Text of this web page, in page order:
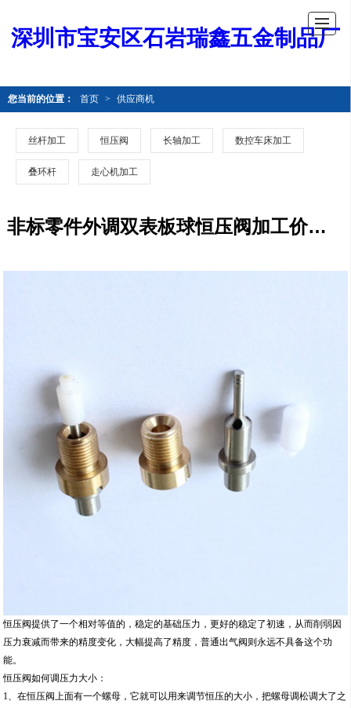
深圳市宝安区石岩瑞鑫五金制品厂
您当前的位置： 首页 > 供应商机
丝杆加工 恒压阀 长轴加工 数控车床加工
叠环杆 走心机加工
非标零件外调双表板球恒压阀加工价格 精密加工
恒压阀提供了一个相对等值的，稳定的基础压力，更好的稳定了初速，从而削弱因
压力衰减而带来的精度变化，大幅提高了精度，普通出气阀则永远不具备这个功
能。
恒压阀如何调压力大小：
1、在恒压阀上面有一个螺母，它就可以用来调节恒压的大小，把螺母调松调大了之